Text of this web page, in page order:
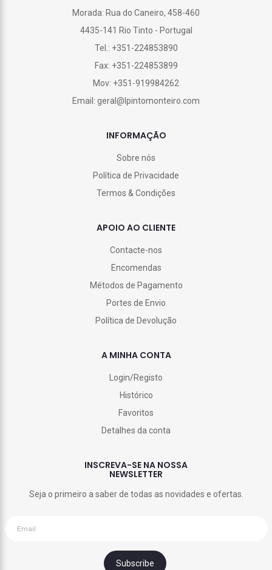
Morada: Rua do Caneiro, 458-460
4435-141 Rio Tinto - Portugal
Tel.: +351-224853890
Fax: +351-224853899
Mov: +351-919984262
Email: geral@lpintomonteiro.com
INFORMAÇÃO
Sobre nós
Política de Privacidade
Termos & Condições
APOIO AO CLIENTE
Contacte-nos
Encomendas
Métodos de Pagamento
Portes de Envio
Política de Devolução
A MINHA CONTA
Login/Registo
Histórico
Favoritos
Detalhes da conta
INSCREVA-SE NA NOSSA
NEWSLETTER
Seja o primeiro a saber de todas as novidades e ofertas.